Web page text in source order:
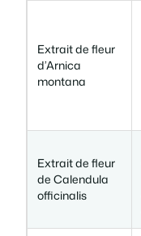
Extrait de fleur
d’Arnica
montana
Extrait de fleur
de Calendula
officinalis